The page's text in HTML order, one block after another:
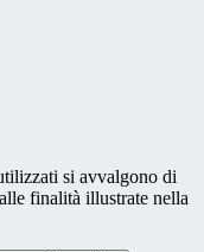
si avvalgono di
finalità illustrate nella